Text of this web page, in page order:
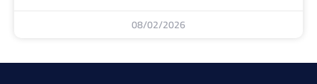
08/02/2026